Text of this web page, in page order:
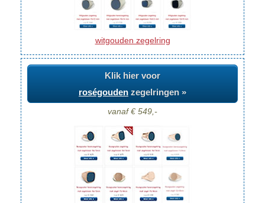
witgouden zegelring
Klik hier voor
roségouden zegelringen »
vanaf € 549,-